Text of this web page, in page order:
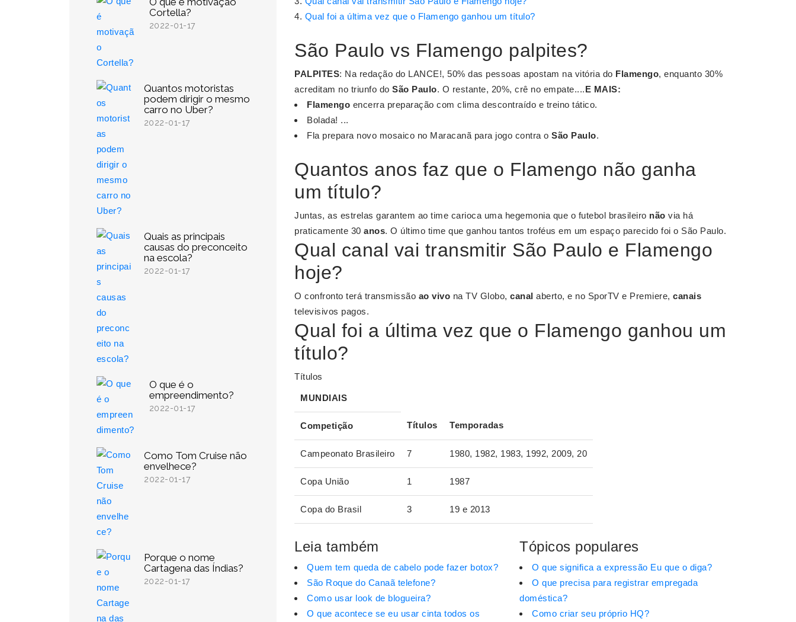
Cortella?
2022-01-17
Quantos motoristas
podem dirigir o mesmo
carro no Uber?
2022-01-17
Quais as principais
causas do preconceito
na escola?
2022-01-17
O que é o
empreendimento?
2022-01-17
Como Tom Cruise não
envelhece?
2022-01-17
Porque o nome
Cartagena das Índias?
2022-01-17
Qual foi a última vez que o Flamengo ganhou um título?
São Paulo vs Flamengo palpites?
PALPITES: Na redação do LANCE!, 50% das pessoas apostam na vitória do Flamengo, enquanto 30%
acreditam no triunfo do São Paulo. O restante, 20%, crê no empate.... E MAIS:
Flamengo encerra preparação com clima descontraído e treino tático.
Bolada! ...
Fla prepara novo mosaico no Maracanã para jogo contra o São Paulo.
Quantos anos faz que o Flamengo não ganha
um título?
Juntas, as estrelas garantem ao time carioca uma hegemonia que o futebol brasileiro não via há
praticamente 30 anos. O último time que ganhou tantos troféus em um espaço parecido foi o São Paulo.
Qual canal vai transmitir São Paulo e Flamengo
hoje?
O confronto terá transmissão ao vivo na TV Globo, canal aberto, e no SporTV e Premiere, canais
televisivos pagos.
Qual foi a última vez que o Flamengo ganhou um
título?
Títulos
MUNDIAIS
Competição Títulos Temporadas
Campeonato Brasileiro 7 1980, 1982, 1983, 1992, 2009, 20
Copa União 1 1987
Copa do Brasil 3 19 e 2013
Leia também
Quem tem queda de cabelo pode fazer botox?
São Roque do Canaã telefone?
Como usar look de blogueira?
O que acontece se eu usar cinta todos os
Tópicos populares
O que significa a expressão Eu que o diga?
O que precisa para registrar empregada
doméstica?
Como criar seu próprio HQ?